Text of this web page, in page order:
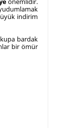
indirim
bardak
bir ömür